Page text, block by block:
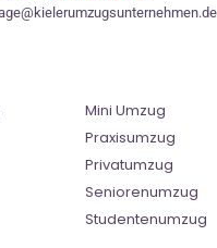
Mini Umzug
Praxisumzug
Privatumzug
Seniorenumzug
Studentenumzug